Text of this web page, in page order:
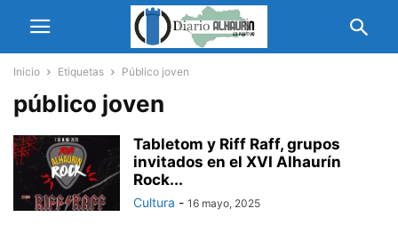
Inicio Etiquetas Público joven
público joven
Tabletom y Riff Raff, grupos
invitados en el XVI Alhaurín
Rock...
Cultura - 16 mayo, 2025